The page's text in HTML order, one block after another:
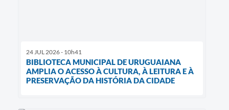
24 JUL 2026 - 10h41
BIBLIOTECA MUNICIPAL DE URUGUAIANA
AMPLIA O ACESSO À CULTURA, À LEITURA E À
PRESERVAÇÃO DA HISTÓRIA DA CIDADE